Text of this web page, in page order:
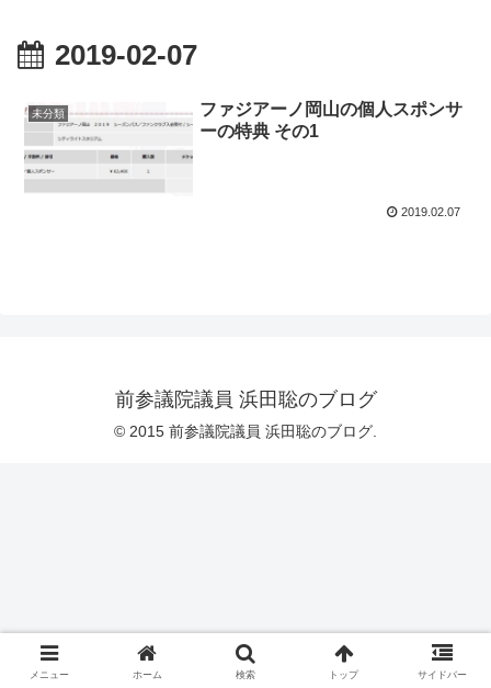
2019-02-07
未分類
ファジアーノ岡山の個人スポンサ
ーの特典 その1
2019.02.07
前参議院議員 浜田聡のブログ
© 2015 前参議院議員 浜田聡のブログ.
メニュー ホーム 検索 トップ サイドバー